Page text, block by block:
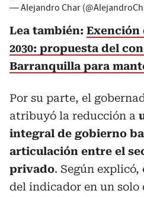
— Alejandro Char
Lea también: Exención
2030: propuesta del
Barranquilla para
Por su parte, el
atribuyó la reducción a
integral de gobierno
articulación entre el
privado. Según
del indicador en un solo